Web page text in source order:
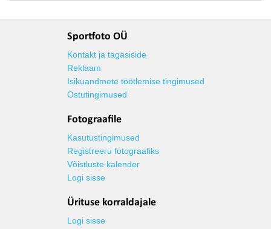
Sportfoto OÜ
Kontakt ja tagasiside
Reklaam
Isikuandmete töötlemise tingimused
Ostutingimused
Fotograafile
Kasutustingimused
Registreeru fotograafiks
Võistluste kalender
Logi sisse
Ürituse korraldajale
Logi sisse